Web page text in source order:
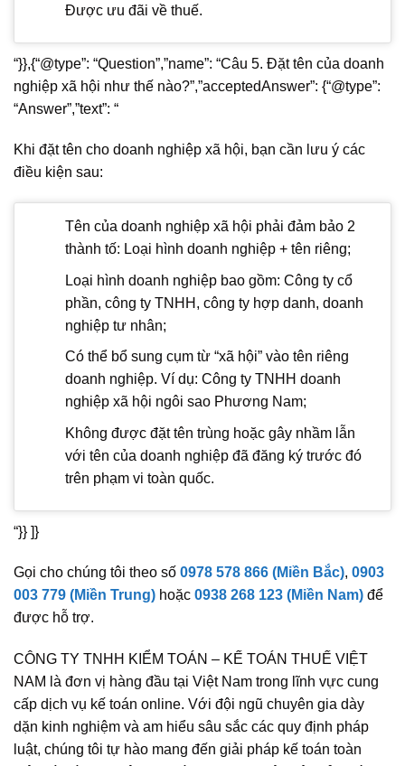
Được ưu đãi về thuế.
“}},{“@type”: “Question”,”name”: “Câu 5. Đặt tên của doanh
nghiệp xã hội như thế nào?”,”acceptedAnswer”: {“@type”:
“Answer”,”text”: “
Khi đặt tên cho doanh nghiệp xã hội, bạn cần lưu ý các
điều kiện sau:
Tên của doanh nghiệp xã hội phải đảm bảo 2
thành tố: Loại hình doanh nghiệp + tên riêng;
Loại hình doanh nghiệp bao gồm: Công ty cổ
phần, công ty TNHH, công ty hợp danh, doanh
nghiệp tư nhân;
Có thể bổ sung cụm từ “xã hội” vào tên riêng
doanh nghiệp. Ví dụ: Công ty TNHH doanh
nghiệp xã hội ngôi sao Phương Nam;
Không được đặt tên trùng hoặc gây nhầm lẫn
với tên của doanh nghiệp đã đăng ký trước đó
trên phạm vi toàn quốc.
“}} ]}
Gọi cho chúng tôi theo số 0978 578 866 (Miền Bắc), 0903
003 779 (Miền Trung) hoặc 0938 268 123 (Miền Nam) để
được hỗ trợ.
CÔNG TY TNHH KIỂM TOÁN – KẾ TOÁN THUẾ VIỆT
NAM là đơn vị hàng đầu tại Việt Nam trong lĩnh vực cung
cấp dịch vụ kế toán online. Với đội ngũ chuyên gia dày
dặn kinh nghiệm và am hiểu sâu sắc các quy định pháp
luật, chúng tôi tự hào mang đến giải pháp kế toán toàn